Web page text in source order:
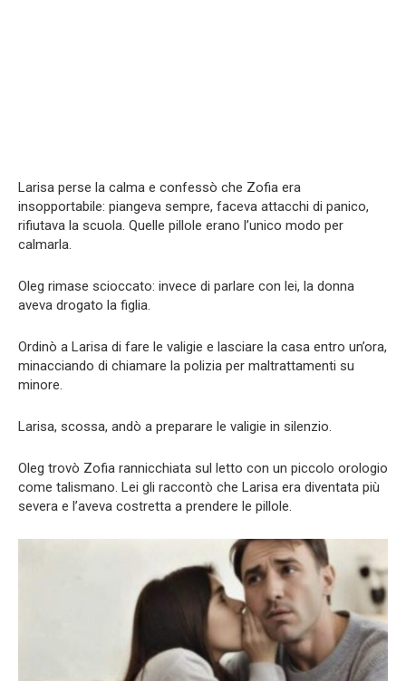
Larisa perse la calma e confessò che Zofia era
insopportabile: piangeva sempre, faceva attacchi di panico,
rifiutava la scuola. Quelle pillole erano l’unico modo per
calmarla.
Oleg rimase scioccato: invece di parlare con lei, la donna
aveva drogato la figlia.
Ordinò a Larisa di fare le valigie e lasciare la casa entro un’ora,
minacciando di chiamare la polizia per maltrattamenti su
minore.
Larisa, scossa, andò a preparare le valigie in silenzio.
Oleg trovò Zofia rannicchiata sul letto con un piccolo orologio
come talismano. Lei gli raccontò che Larisa era diventata più
severa e l’aveva costretta a prendere le pillole.